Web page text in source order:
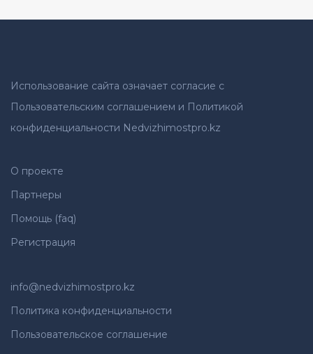
Использование сайта означает согласие с
Пользовательским соглашением и Политикой
конфиденциальности Nedvizhimostpro.kz
О проекте
Партнеры
Помощь (faq)
Регистрация
info@nedvizhimostpro.kz
Политика конфиденциальности
Пользовательское соглашение